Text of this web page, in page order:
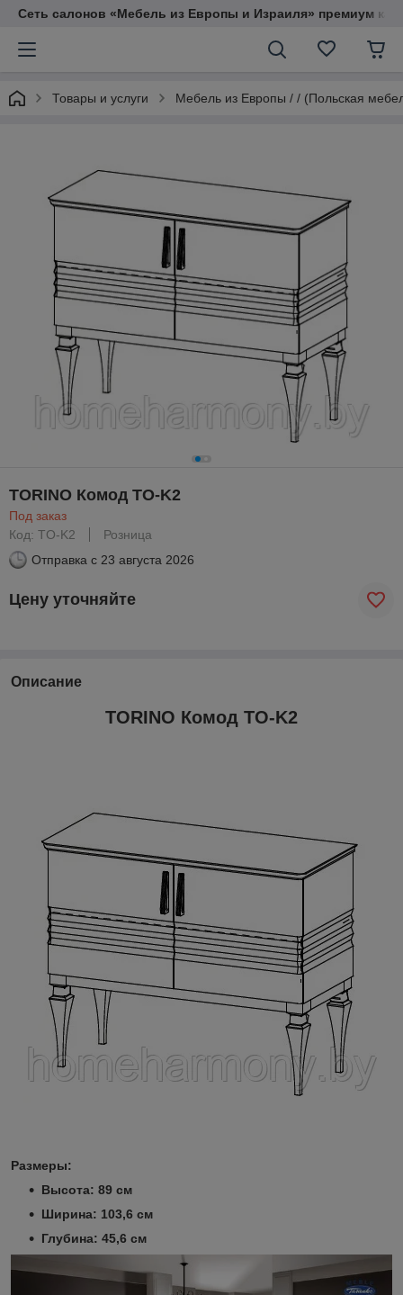
Сеть салонов «Мебель из Европы и Израиля» премиум
Товары и услуги Мебель из Европы / / (Польская
TORINO Комод TO-K2
Под заказ
Код: TO-K2
Розница
Отправка с 23 августа 2026
Цену уточняйте
Описание
TORINO Комод TO-K2
Размеры:
Высота: 89 см
Ширина: 103,6 см
Глубина: 45,6 см